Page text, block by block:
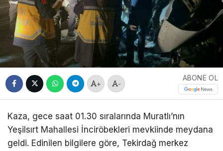
+ -
ABONE OL
Kaza, gece saat 01.30 sıralarında Muratlı’nın
Yeşilsırt Mahallesi İnciröbekleri mevkiinde meydana
geldi. Edinilen bilgilere göre, Tekirdağ merkez